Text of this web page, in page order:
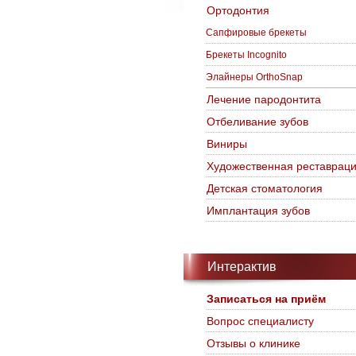
Ортодонтия
Сапфировые брекеты
Брекеты Incognito
Элайнеры OrthoSnap
Лечение пародонтита
Отбеливание зубов
Виниры
Художественная
Детская стоматология
Имплантация зубов
Интерактив
Записаться на приём
Вопрос специалисту
Отзывы о клинике